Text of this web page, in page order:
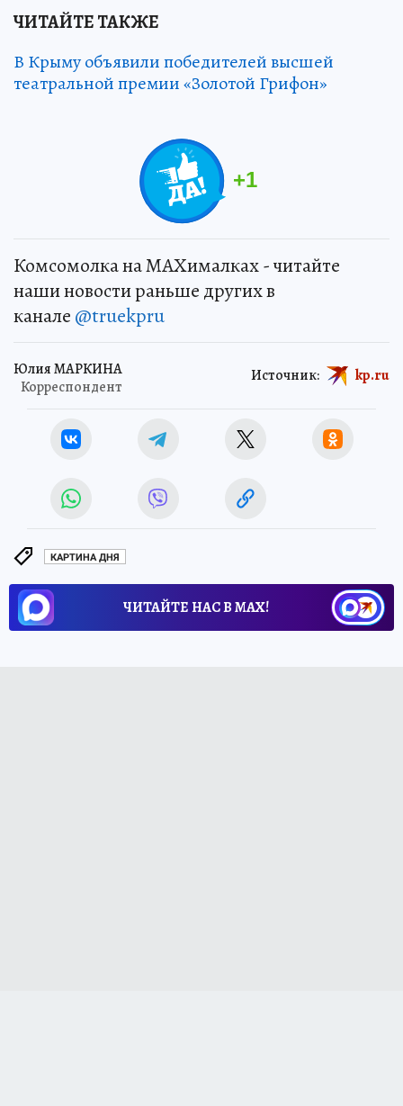
ЧИТАЙТЕ ТАКЖЕ
В Крыму объявили победителей высшей
театральной премии «Золотой Грифон»
+1
Комсомолка на MAXималках - читайте
наши новости раньше других в
канале @truekpru
Юлия МАРКИНА
Корреспондент
Источник: kp.ru
КАРТИНА ДНЯ
ЧИТАЙТЕ НАС В МАХ!